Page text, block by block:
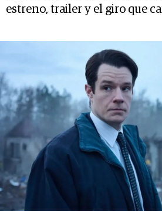
estreno, trailer y el giro que